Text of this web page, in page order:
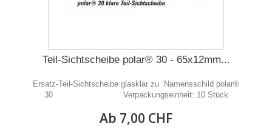
Teil-Sichtscheibe polar® 30 - 65x12mm...
Ersatz-Teil-Sichtscheibe glasklar zu Namensschild polar®
30 Verpackungseinheit: 10 Stück
Ab 7,00 CHF